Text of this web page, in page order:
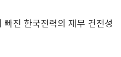
진 한국전력의 재무 건전성